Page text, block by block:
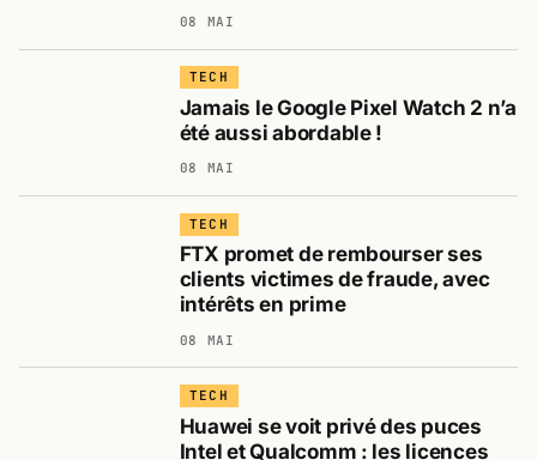
08 MAI
TECH
Jamais le Google Pixel Watch 2 n’a
été aussi abordable !
08 MAI
TECH
FTX promet de rembourser ses
clients victimes de fraude, avec
intérêts en prime
08 MAI
TECH
Huawei se voit privé des puces
Intel et Qualcomm : les licences